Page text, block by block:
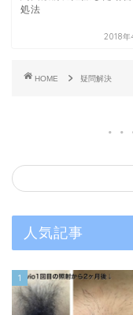
処法
2018年
HOME 疑問解決
人気記事
1